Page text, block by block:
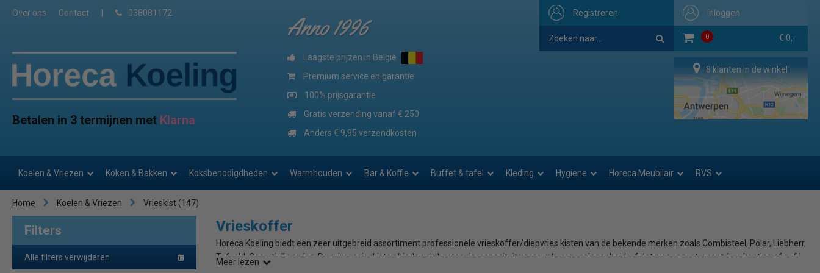
Over ons Contact 038081172 Inloggen
0 € 0,-
Registreren
Betalen in 3 termijnen met Klarna
Anno 1996
Laagste prijzen in België
Premium service en garantie
100% prijsgarantie
Gratis verzending vanaf € 250
Anders € 9,95 verzendkosten
8 klanten in de winkel
Koelen & Vriezen Koken & Bakken Koksbenodigdheden Warmhouden Bar & Koffie Buffet & tafel Kleding Hygiene Horeca Meubilair RVS
Home Koelen & Vriezen Vrieskist (147)
Filters
Alle filters verwijderen
Vrieskoffer
Horeca Koeling biedt een zeer uitgebreid assortiment professionele vrieskoffer/diepvries kisten van de bekende merken zoals Combisteel, Polar, Liebherr,
Tefcold, Oscartielle en Isa. De ruime vrieskisten bieden de beste vriescapaciteit voor uw horecagelegenheid, of dat nu een restaurant, bar, kantine of café
Meer lezen